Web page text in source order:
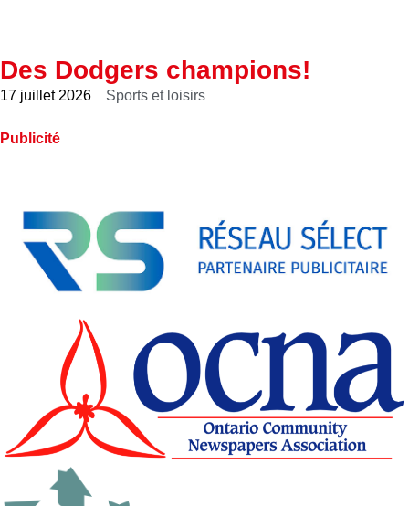
Des Dodgers champions!
17 juillet 2026 Sports et loisirs
Publicité